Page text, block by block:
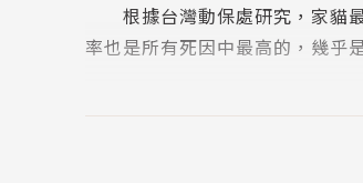
根據台灣動保處研究，家貓最
率也是所有死因中最高的，幾
有許多人售出腎貓用品，這代